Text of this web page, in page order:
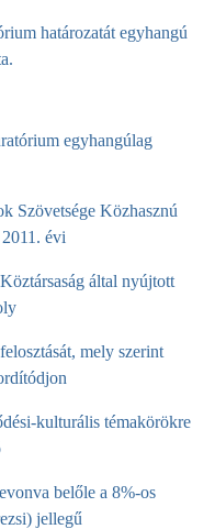
határozatát egyhangú
egyhangúlag
Szövetsége Közhasznú
évi
által nyújtott
mely szerint
kulturális témakörökre
belőle a 8%-os
jellegű